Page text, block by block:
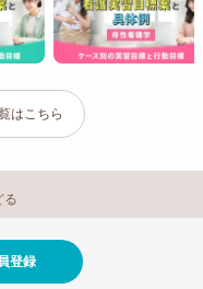
はこちら
る
登録